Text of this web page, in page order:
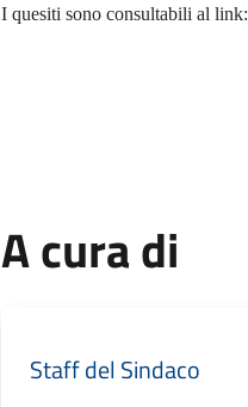
I quesiti sono consultabili al link:
A cura di
Staff del Sindaco